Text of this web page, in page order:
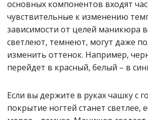
основных компонентов входят
чувствительные к изменению
зависимости от целей маникюра
светлеют, темнеют, могут даже
изменить оттенок. Например,
перейдет в красный, белый – в
Если вы держите в руках чашку с
покрытие ногтей станет светлее,